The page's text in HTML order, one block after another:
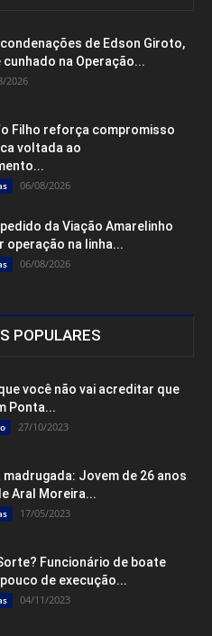
condenações de Edson Giroto,
cunhado na Operação...
2026
Filho reforça compromisso
voltada ao
06/08/2026
da Viação Amarelinho
operação na linha...
06/08/2026
POPULARES
você não vai acreditar que
Ponta...
27/10/2023
madrugada: Jovem de 26 anos
Aral Moreira...
17/05/2023
Funcionário de boate
de execução...
04/11/2023